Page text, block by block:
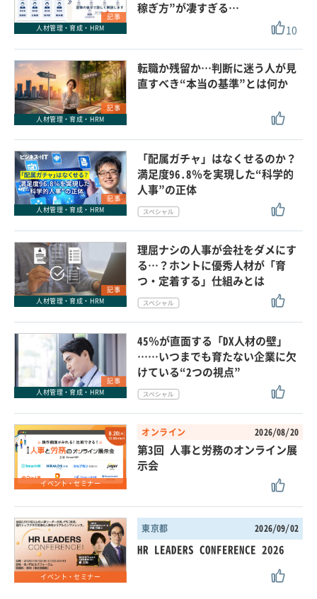
記事
人材管理・育成・HRM
稼ぎ方”が凄すぎる…
10
記事
人材管理・育成・HRM
転職か残留か…判断に迷う人が見
直すべき“本当の基準”とは何か
記事
人材管理・育成・HRM
「配属ガチャ」はなくせるのか？
満足度96.8％を実現した“科学的
人事”の正体
記事
人材管理・育成・HRM
理屈ナシの人事が会社をダメにす
る…？ホントに優秀人材が「育
つ・定着する」仕組みとは
記事
人材管理・育成・HRM
45％が直面する「DX人材の壁」
……いつまでも育たない企業に欠
けている“2つの視点”
イベント・セミナー
オンライン 2026/08/20
第3回 人事と労務のオンライン展
示会
イベント・セミナー
東京都 2026/09/02
HR LEADERS CONFERENCE 2026